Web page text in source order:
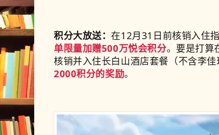
积分大放送：在12月31 日前核销入住
单限量加赠500万悦会积分。要是打算
核销并入住长白山酒店套餐（不含李
2000积分的奖励。